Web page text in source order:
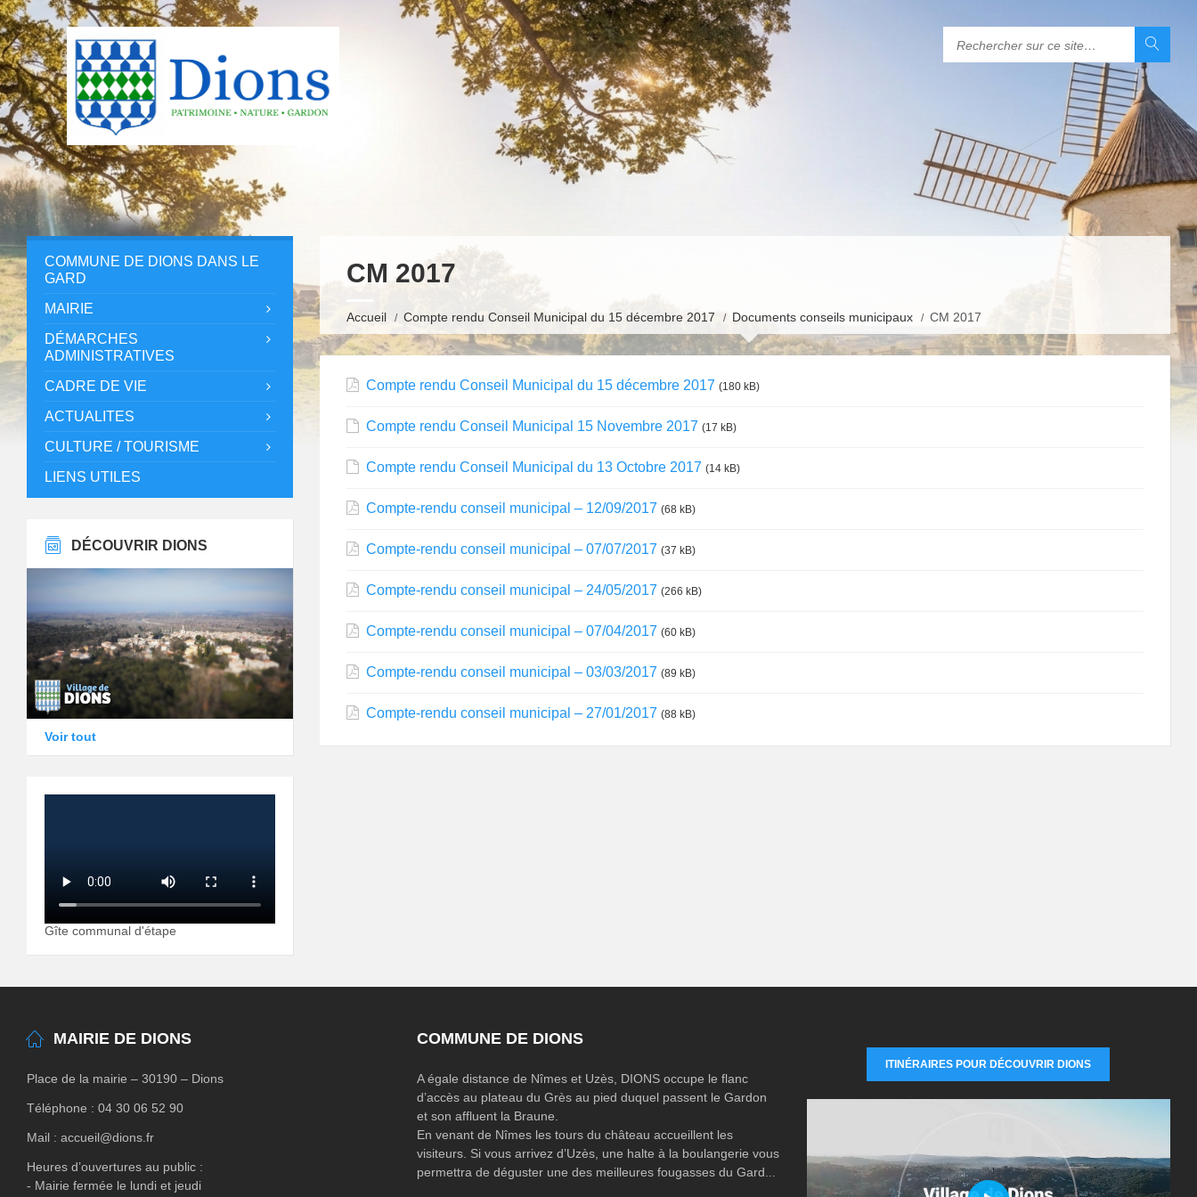
CM 2017
Accueil Compte rendu Conseil Municipal du 15 décembre 2017 Documents conseils municipaux CM 2017
Compte rendu Conseil Municipal du 15 décembre 2017 (180 kB)
Compte rendu Conseil Municipal 15 Novembre 2017 (17 kB)
Compte rendu Conseil Municipal du 13 Octobre 2017 (14 kB)
Compte-rendu conseil municipal – 12/09/2017 (68 kB)
Compte-rendu conseil municipal – 07/07/2017 (37 kB)
Compte-rendu conseil municipal – 24/05/2017 (266 kB)
Compte-rendu conseil municipal – 07/04/2017 (60 kB)
Compte-rendu conseil municipal – 03/03/2017 (89 kB)
Compte-rendu conseil municipal – 27/01/2017 (88 kB)
COMMUNE DE DIONS DANS LE
GARD
MAIRIE
DÉMARCHES
ADMINISTRATIVES
CADRE DE VIE
ACTUALITES
CULTURE / TOURISME
LIENS UTILES
DÉCOUVRIR DIONS
Voir tout
Gîte communal d'étape
MAIRIE DE DIONS
Place de la mairie – 30190 – Dions
Téléphone : 04 30 06 52 90
Mail : accueil@dions.fr
Heures d’ouvertures au public :
- Mairie fermée le lundi et jeudi
COMMUNE DE DIONS
A égale distance de Nîmes et Uzès, DIONS occupe le flanc
d’accès au plateau du Grès au pied duquel passent le Gardon
et son affluent la Braune.
En venant de Nîmes les tours du château accueillent les
visiteurs. Si vous arrivez d’Uzès, une halte à la boulangerie vous
permettra de déguster une des meilleures fougasses du Gard...
ITINÉRAIRES POUR DÉCOUVRIR DIONS